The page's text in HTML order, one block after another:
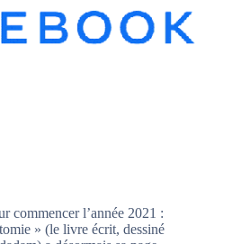
commencer l’année 2021 :
» (le livre écrit, dessiné